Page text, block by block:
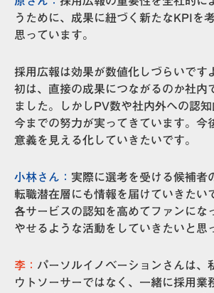
うために、成果に紐づく新たなKPIを
思っています。
採用広報は効果が数値化しづらいです
初は、直接の成果につながるのか社内
ました。しかしPV数や社内外への認
今までの努力が実ってきています。今
意義を見える化していきたいです。
小林さん： 実際に選考を受ける候補者
転職潜在層にも情報を届けていきたい
各サービスの認知を高めてファンにな
やせるような活動をしていきたいと思
李： パーソルイノベーションさんは、
ウトソーサーではなく、一緒に採用業